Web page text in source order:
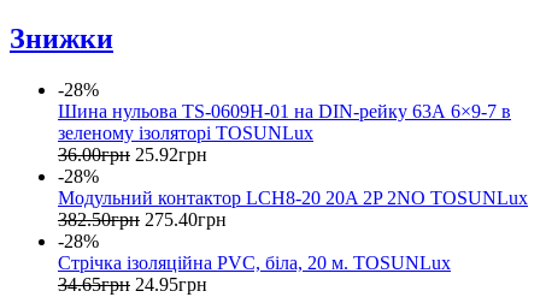
Знижки
-28%
Шина нульова TS-0609H-01 на DIN-рейку 63А 6×9-7 в
зеленому ізоляторі TOSUNLux
36.00грн 25.92грн
-28%
Модульний контактор LCH8-20 20A 2P 2NO TOSUNLux
382.50грн 275.40грн
-28%
Стрічка ізоляційна PVC, біла, 20 м. TOSUNLux
34.65грн 24.95грн